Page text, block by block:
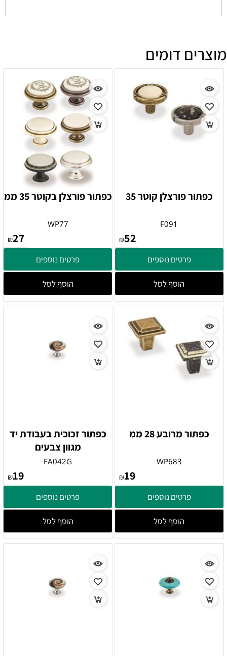
מוצרים דומים
כפתור פורצלן קוטר 35
F091
₪52
פרטים נוספים
הוסף לסל
כפתור פורצלן בקוטר 35 ממ
WP77
₪27
פרטים נוספים
הוסף לסל
כפתור מרובע 28 ממ
WP683
₪19
פרטים נוספים
הוסף לסל
כפתור זכוכית בעבודת יד
מגוון צבעים
FA042G
₪19
פרטים נוספים
הוסף לסל